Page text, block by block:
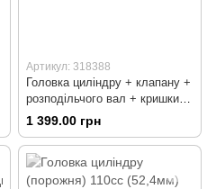
Артикул: 318388
Головка циліндру + клапану +
розподільчого вал + кришки в
зборі 70сс (47мм)
1 399.00 грн